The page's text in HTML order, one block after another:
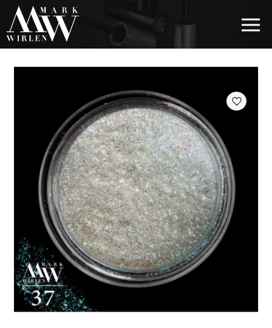
EUR
BEST SELLERS
КОСМЕТИКА ДЛЯ ВОЛОССЯ
КОСМЕТИКА ДЛЯ ОЧЕЙ
КОСМЕТИКА ДЛЯ БРІВ
КОСМЕТИКА ДЛЯ ГУБ
КОСМЕТИКА ДЛЯ ОБЛИЧЧЯ
КОСМЕТИКА ДЛЯ ЩІК
ПЕНЗЛІ ДЛЯ МАКІЯЖУ